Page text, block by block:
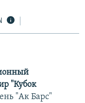
"Кубок
"Ак Барс"